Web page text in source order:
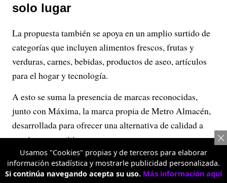
solo lugar
La propuesta también se apoya en un amplio surtido de
categorías que incluyen alimentos frescos, frutas y
verduras, carnes, bebidas, productos de aseo, artículos
para el hogar y tecnología.
A esto se suma la presencia de marcas reconocidas,
junto con Máxima, la marca propia de Metro Almacén,
desarrollada para ofrecer una alternativa de calidad a
precios competitivos.
Publicidad
Usamos "Cookies" propias y de terceros para elaborar
información estadística y mostrarle publicidad personalizada.
Si continúa navegando acepta su uso. Más información aquí